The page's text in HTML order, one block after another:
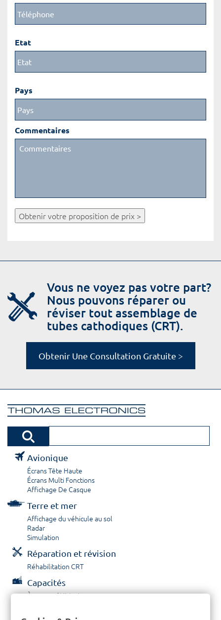
Etat
Pays
Commentaires
Obtenir votre proposition de prix >
Vous ne voyez pas votre part?
Nous pouvons réparer ou
réviser tout assemblage de
tubes cathodiques (CRT).
Obtenir Une Consultation Gratuite >
Avionique
Écrans Tête Haute
Écrans Multi Fonctions
Affichage De Casque
Terre et mer
Affichage du véhicule au sol
Radar
Simulation
Réparation et révision
Réhabilitation CRT
Capacités
À propos / Historique